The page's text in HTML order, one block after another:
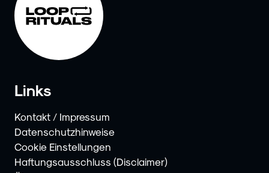
Links
Kontakt / Impressum
Datenschutzhinweise
Cookie Einstellungen
Haftungsausschluss (Disclaimer)